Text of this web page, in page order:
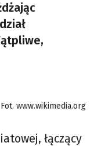
Fot. www.wikimedia.org
łączący